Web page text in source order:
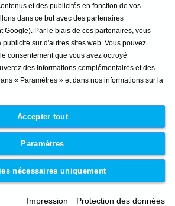
la-Jolie
Loubet
et des publicités en fonction de vos
dans ce but avec des partenaires
Google). Par le biais de ces partenaires, vous
sur d'autres sites web. Vous pouvez
consentement que vous avez octroyé
des informations complémentaires et des
« Paramètres » et dans nos informations sur la
nécessaires uniquement
Accepter tout
Paramètres
Impression Protection des données